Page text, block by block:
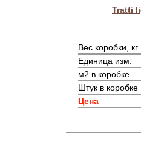
Tratti
Вес коробки, кг
Единица изм.
м2 в коробке
Штук в коробке
Цена